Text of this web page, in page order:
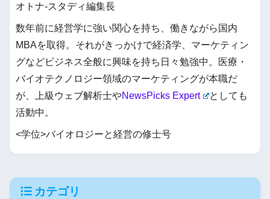
オトナ-スタディ編集長
数年前に経営学に強い関心を持ち、働きながら国内
MBAを取得。それがきっかけで経済学、マーケティン
グなどビジネス全般に興味を持ち日々勉強中。医療・
バイオテクノロジー領域のマーケティングが本職だ
が、上級ウェブ解析士やNewsPicks Expert
としても
活動中。
<学位>バイオロジーと経営の修士号
カテゴリ